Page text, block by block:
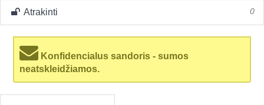
Atrakinti 0
Konfidencialus sandoris - sumos
neatskleidžiamos.